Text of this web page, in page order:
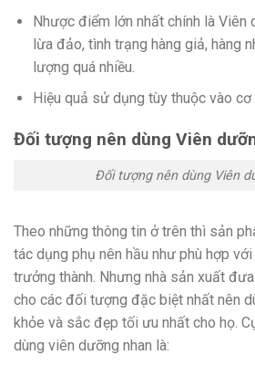
Nhược điểm lớn nhất chính là Viên
lừa đảo, tình trạng hàng giả, hàng
lượng quá nhiều.
Hiệu quả sử dụng tùy thuộc vào
Đối tượng nên dùng Viên
Đối tượng nên dùng Viên
Theo những thông tin ở trên thì sản
tác dụng phụ nên hầu như phù hợp
trưởng thành. Nhưng nhà sản xuất
cho các đối tượng đặc biệt nhất nên
khỏe và sắc đẹp tối ưu nhất cho họ.
dùng viên dưỡng nhan là: